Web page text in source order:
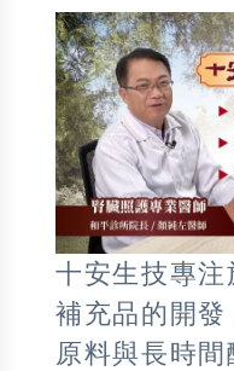
十安生技專
補充品的開
原料與長時